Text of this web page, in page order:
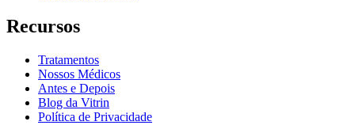
Recursos
Tratamentos
Nossos Médicos
Antes e Depois
Blog da Vitrin
Política de Privacidade